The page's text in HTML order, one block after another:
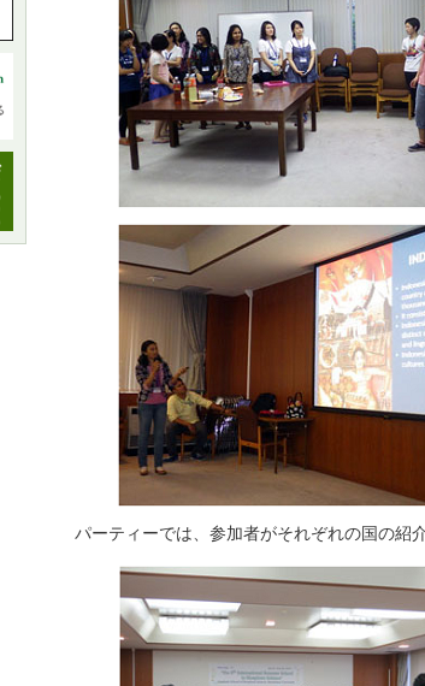
パーティーでは、参加者がそれぞれの国の紹